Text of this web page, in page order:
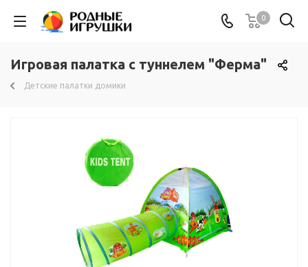
0
Игровая палатка с туннелем "Ферма"
Детские палатки домики